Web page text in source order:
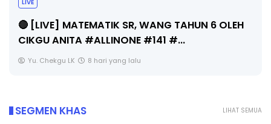
Sejarah Tingkatan 4
Unknown 8 hari yang lalu
LIHAT SEMUA
SEGMEN KHAS